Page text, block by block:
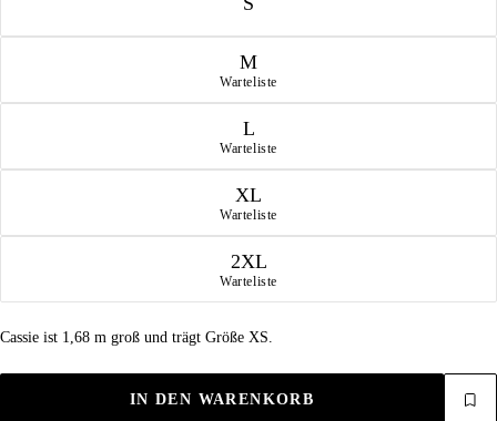
M
Warteliste
L
Warteliste
XL
Warteliste
2XL
Warteliste
Cassie ist 1,68 m groß und trägt Größe XS.
IN DEN WARENKORB